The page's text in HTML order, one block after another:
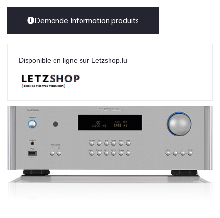
Demande Information produits
Disponible en ligne sur Letzshop.lu